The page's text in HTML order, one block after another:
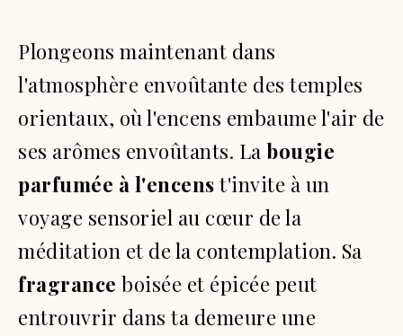
Plongeons maintenant dans
l'atmosphère envoûtante des temples
orientaux, où l'encens embaume l'air de
ses arômes envoûtants. La bougie
parfumée à l'encens t'invite à un
voyage sensoriel au cœur de la
méditation et de la contemplation. Sa
fragrance boisée et épicée peut
entrouvrir dans ta demeure une